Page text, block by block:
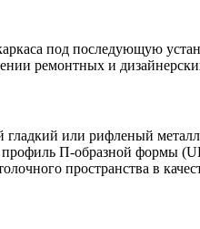
под последующую
ремонтных и
гладкий или рифленый
П-образной формы
пространства в